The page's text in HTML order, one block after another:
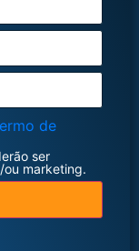
de
ser
marketing.